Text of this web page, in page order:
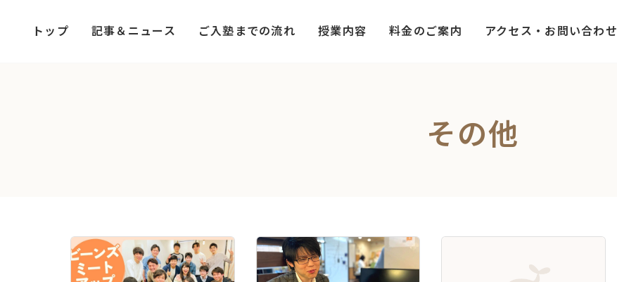
トップ 記事＆ニュース ご入塾までの流れ 授業内容 料金のご案内 アクセス・お問い合わせ
その他